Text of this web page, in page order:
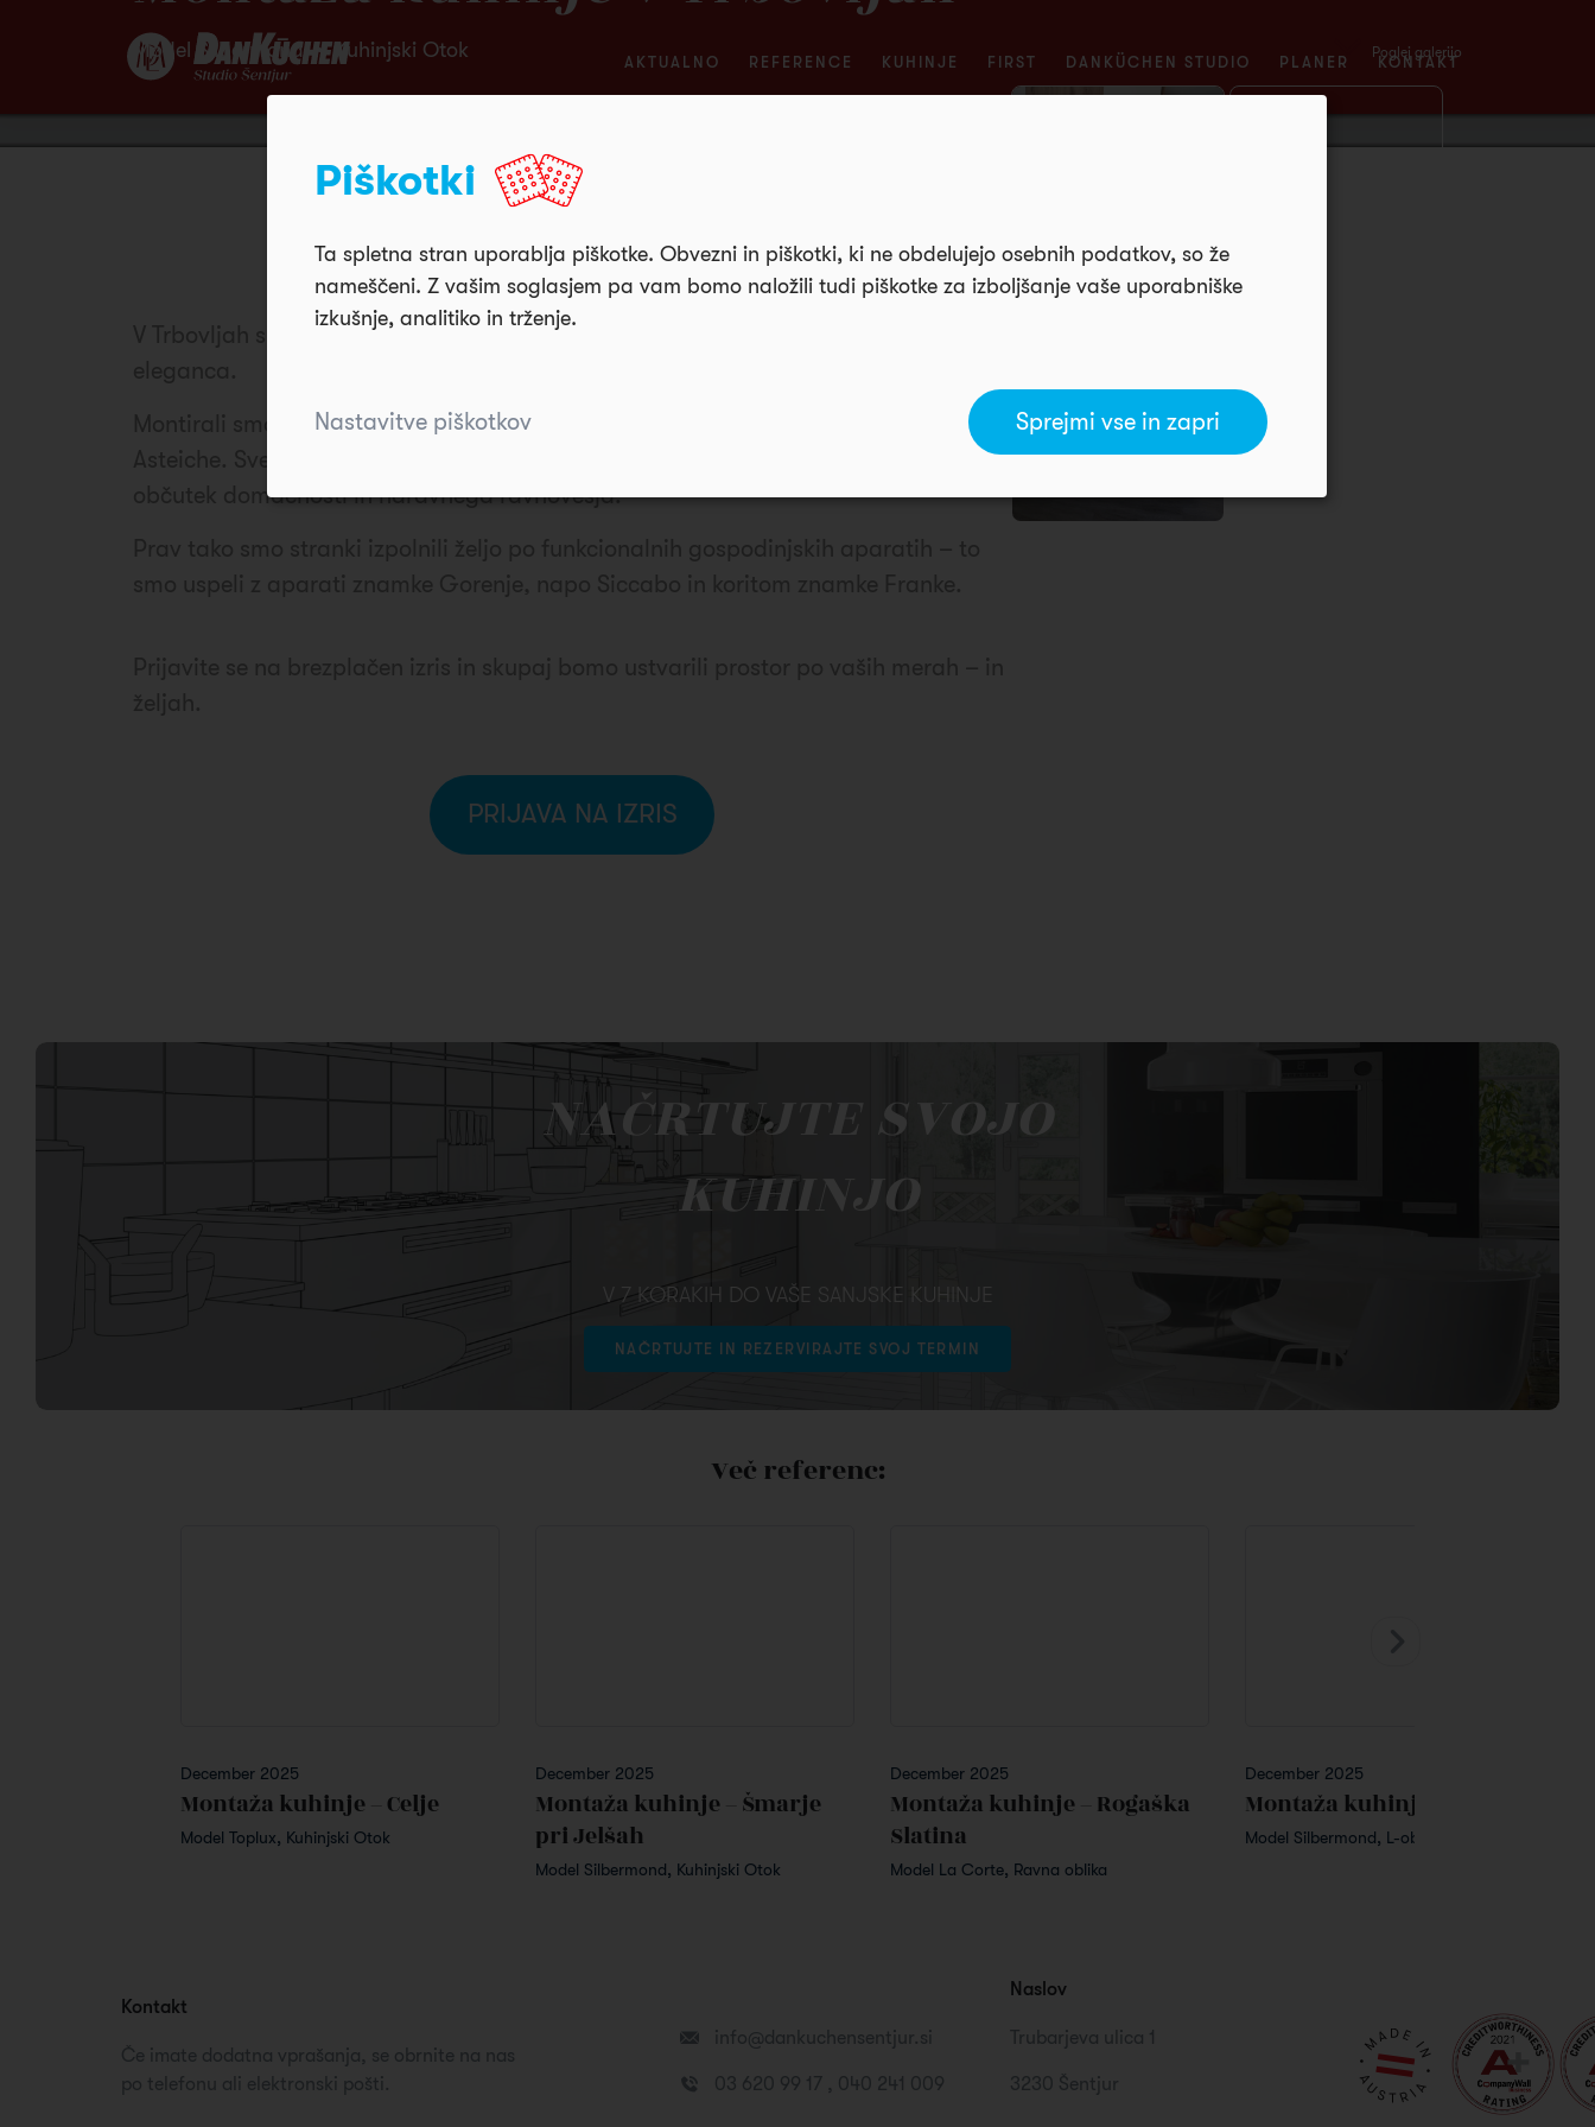
AKTUALNO REFERENCE KUHINJE FIRST DANKÜCHEN STUDIO PLANER KONTAKT
Model Silbermond • Kuhinjski Otok Poglej galerijo
V Trbovljah smo ustvarili kuhinjo, v kateri se harmonično združujeta preprostost in
Montirali smo model Silbermond v kombinaciji belih sijaj front in lesnega dekorja
občutek domačnosti in naravnega ravnovesja.
PRIJAVA NA IZRIS
NAČRTUJTE SVOJO
KUHINJO
V 7 KORAKIH DO VAŠE SANJSKE KUHINJE
NAČRTUJTE IN REZERVIRAJTE SVOJ TERMIN
Več referenc:
December 2025
Montaža kuhinje – Celje
Model Toplux, Kuhinjski Otok
December 2025
Montaža kuhinje – Šmarje
pri Jelšah
Model Silbermond, Kuhinjski Otok
December 2025
Montaža kuhinje – Rogaška
Slatina
Model La Corte, Ravna oblika
December 2025
Montaža kuhinje – Kisovec
Model Silbermond, L-oblika
Kontakt
Če imate dodatna vprašanja, se obrnite na nas
po telefonu ali elektronski pošti.
info@dankuchensentjur.si
03 620 99 17 , 040 241 009
Naslov
Trubarjeva ulica 1
3230 Šentjur
Piškotki
Ta spletna stran uporablja piškotke. Obvezni in piškotki, ki ne obdelujejo osebnih podatkov, so že
nameščeni. Z vašim soglasjem pa vam bomo naložili tudi piškotke za izboljšanje vaše uporabniške
izkušnje, analitiko in trženje.
Nastavitve piškotkov Sprejmi vse in zapri